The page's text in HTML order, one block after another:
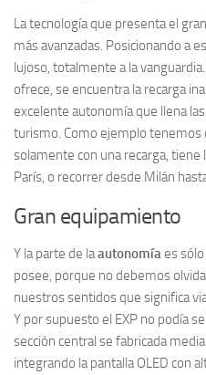
La tecnología que presenta el gran
más avanzadas. Posicionando a
lujoso, totalmente a la
ofrece, se encuentra la recarga
excelente autonomía que llena
turismo. Como ejemplo tenemos
solamente con una recarga, tiene
París, o recorrer desde Milán
Gran equipamiento
Y la parte de laautonomía es
posee, porque no debemos
nuestros sentidos que significa
Y por supuesto el EXP no podía
sección central se fabricada
integrando la pantalla OLED con